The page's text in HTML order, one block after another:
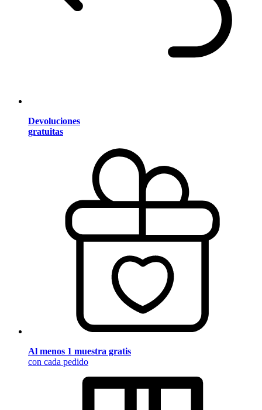
Devoluciones
gratuitas
Al menos 1 muestra gratis
con cada pedido